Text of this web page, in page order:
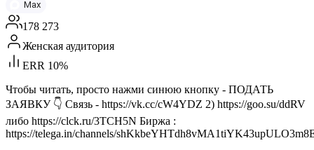
Max
178 273
Женская аудитория
ERR 10%
Чтобы читать, просто нажми синюю кнопку - ПОДАТЬ
ЗАЯВКУ 👇 Связь - https://vk.cc/cW4YDZ 2) https://goo.su/ddRV
либо https://clck.ru/3TCH5N Биржа :
https://telega.in/channels/